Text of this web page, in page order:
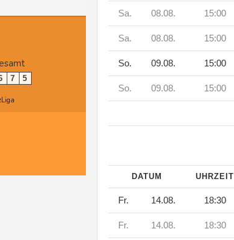
7 5
Sa. 08.08. 15:00
Sa. 08.08. 15:00
So. 09.08. 15:00
So. 09.08. 15:00
DATUM UHRZEIT
Fr. 14.08. 18:30
Fr. 14.08. 18:30